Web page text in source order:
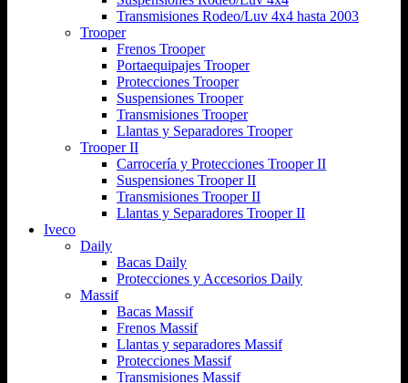
Transmisiones Rodeo/Luv 4x4 hasta 2003
Trooper
Frenos Trooper
Portaequipajes Trooper
Protecciones Trooper
Suspensiones Trooper
Transmisiones Trooper
Llantas y Separadores Trooper
Trooper II
Carrocería y Protecciones Trooper II
Suspensiones Trooper II
Transmisiones Trooper II
Llantas y Separadores Trooper II
Iveco
Daily
Bacas Daily
Protecciones y Accesorios Daily
Massif
Bacas Massif
Frenos Massif
Llantas y separadores Massif
Protecciones Massif
Transmisiones Massif